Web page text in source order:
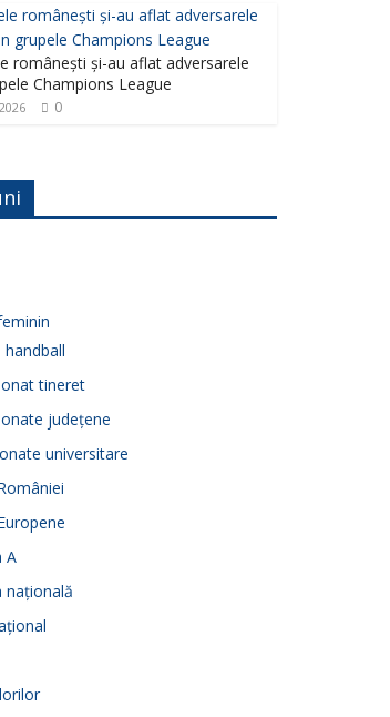
românești și-au aflat adversarele
Champions League
0
handball
tineret
județene
universitare
A
națională